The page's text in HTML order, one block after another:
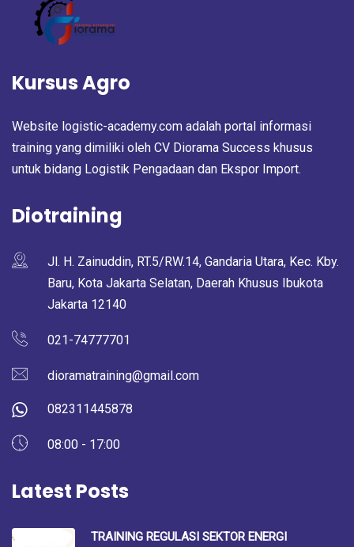
Kursus Agro
Website logistic-academy.com adalah portal informasi
training yang dimiliki oleh CV Diorama Success khusus
untuk bidang Logistik Pengadaan dan Ekspor Import.
Diotraining
Jl. H. Zainuddin, RT.5/RW.14, Gandaria Utara, Kec. Kby.
Baru, Kota Jakarta Selatan, Daerah Khusus Ibukota
Jakarta 12140
021-74777701
dioramatraining@gmail.com
082311445878
08:00 - 17:00
Latest Posts
TRAINING REGULASI SEKTOR ENERGI